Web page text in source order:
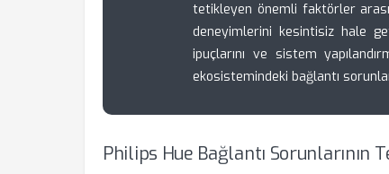
tetikleyen önemli faktörler
deneyimlerini kesintisiz hale
ipuçlarını ve sistem
ekosistemindeki bağlantı
Philips Hue Bağlantı Sorunlarının